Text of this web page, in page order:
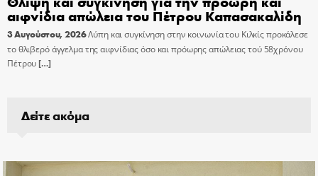
αιφνίδια απώλεια του Πέτρου Καπασακαλίδη
3 Αυγούστου, 2026Λύπη και συγκίνηση στην κοινωνία του Κιλκίς προκάλεσε
το θλιβερό άγγελμα της αιφνίδιας όσο και πρόωρης απώλειας τού 58χρόνου
Πέτρου[…]
Δείτε ακόμα